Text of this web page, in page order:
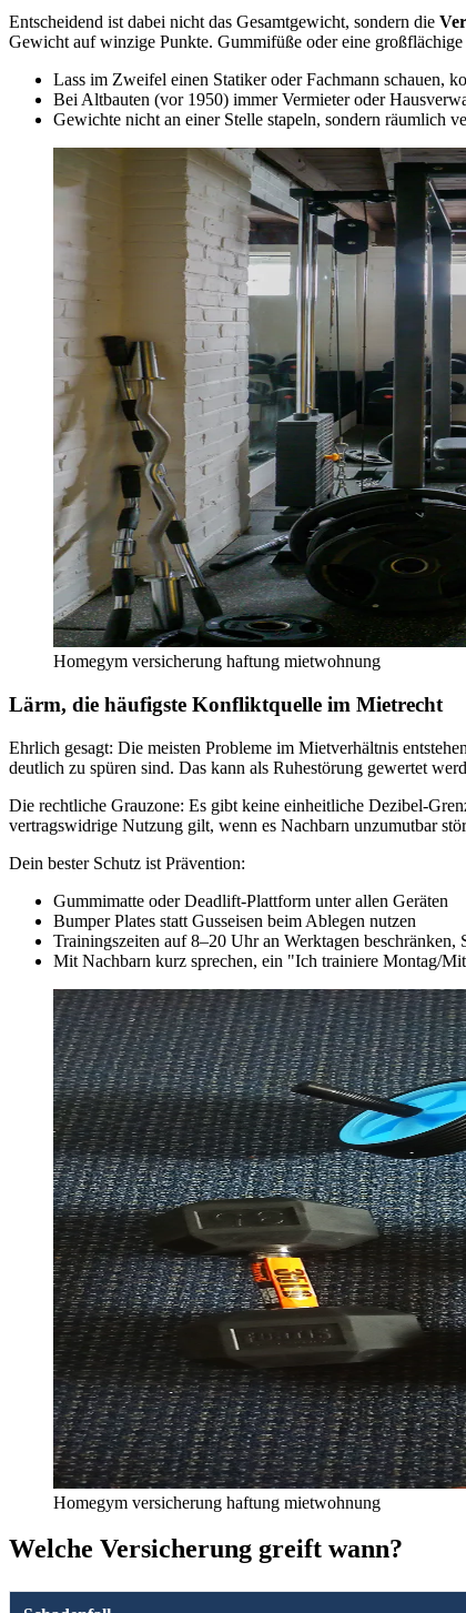
Entscheidend ist dabei nicht das Gesamtgewicht, sondern die
Gewicht auf winzige Punkte. Gummifüße oder eine
Lass im Zweifel einen Statiker oder Fachmann schauen,
Bei Altbauten (vor 1950) immer Vermieter oder
Gewichte nicht an einer Stelle stapeln, sondern räumlich
Homegym versicherung haftung mietwohnung
Lärm, die häufigste Konfliktquelle im Mietrecht
Ehrlich gesagt: Die meisten Probleme im Mietverhältnis
deutlich zu spüren sind. Das kann als Ruhestörung gewertet
Die rechtliche Grauzone: Es gibt keine einheitliche Dezibel-
vertragswidrige Nutzung gilt, wenn es Nachbarn unzumutbar
Dein bester Schutz ist Prävention:
Gummimatte oder Deadlift-Plattform unter allen Geräten
Bumper Plates statt Gusseisen beim Ablegen nutzen
Trainingszeiten auf 8–20 Uhr an Werktagen
Mit Nachbarn kurz sprechen, ein "Ich trainiere Montag/
Homegym versicherung haftung mietwohnung
Welche Versicherung greift wann?